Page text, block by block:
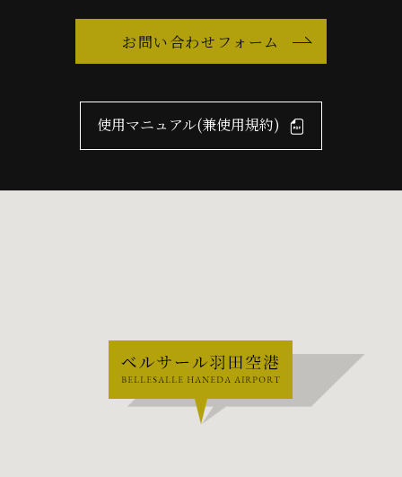
お問い合わせフォーム
使用マニュアル(兼使用規約)